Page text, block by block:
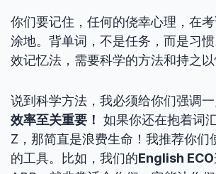
你们要记住，任何的侥幸心理，在
涂地。背单词，不是任务，而是习
效记忆法，需要科学的方法和持之以
说到科学方法，我必须给你们强调一
效率至关重要！ 如果你还在抱着词
Z，那简直是浪费生命！我推荐你们
的工具。比如，我们的English ECO